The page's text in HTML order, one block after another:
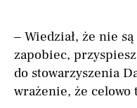
– Wiedział, że nie
zapobiec,
do stowarzyszenia
wrażenie, że celowo